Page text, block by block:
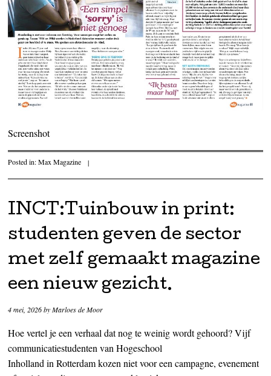
Screenshot
Posted in:Max Magazine |
INCT:Tuinbouw in print:
studenten geven de sector
met zelf gemaakt magazine
een nieuw gezicht.
4 mei, 2026byMarloes de Moor
Hoe vertel je een verhaal dat nog te weinig wordt gehoord? Vijf
communicatiestudenten van Hogeschool
Inholland in Rotterdam kozen niet voor een campagne, evenement